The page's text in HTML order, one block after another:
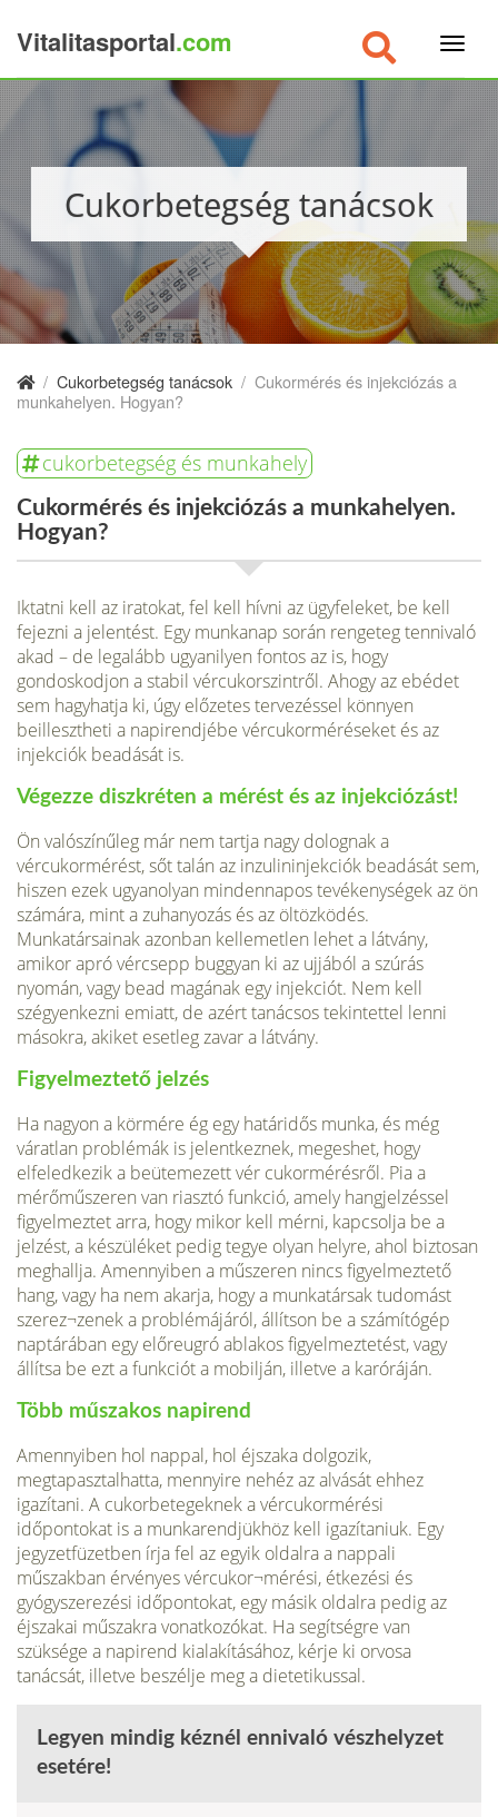
Vitalitasportal.com
Cukorbetegség tanácsok
/ Cukorbetegség tanácsok / Cukormérés és injekciózás a
munkahelyen. Hogyan?
cukorbetegség és munkahely
Cukormérés és injekciózás a munkahelyen.
Hogyan?
Iktatni kell az iratokat, fel kell hívni az ügyfeleket, be kell
fejezni a jelentést. Egy munkanap során rengeteg tennivaló
akad – de legalább ugyanilyen fontos az is, hogy
gondoskodjon a stabil vércukorszintről. Ahogy az ebédet
sem hagyhatja ki, úgy előzetes tervezéssel könnyen
beillesztheti a napirendjébe vércukorméréseket és az
injekciók beadását is.
Végezze diszkréten a mérést és az injekciózást!
Ön valószínűleg már nem tartja nagy dolognak a
vércukormérést, sőt talán az inzulininjekciók beadását sem,
hiszen ezek ugyanolyan mindennapos tevékenységek az ön
számára, mint a zuhanyozás és az öltözködés.
Munkatársainak azonban kellemetlen lehet a látvány,
amikor apró vércsepp buggyan ki az ujjából a szúrás
nyomán, vagy bead magának egy injekciót. Nem kell
szégyenkezni emiatt, de azért tanácsos tekintettel lenni
másokra, akiket esetleg zavar a látvány.
Figyelmeztető jelzés
Ha nagyon a körmére ég egy határidős munka, és még
váratlan problémák is jelentkeznek, megeshet, hogy
elfeledkezik a beütemezett vér cukormérésről. Pia a
mérőműszeren van riasztó funkció, amely hangjelzéssel
figyelmeztet arra, hogy mikor kell mérni, kapcsolja be a
jelzést, a készüléket pedig tegye olyan helyre, ahol biztosan
meghallja. Amennyiben a műszeren nincs figyelmeztető
hang, vagy ha nem akarja, hogy a munkatársak tudomást
szerez¬zenek a problémájáról, állítson be a számítógép
naptárában egy előreugró ablakos figyelmeztetést, vagy
állítsa be ezt a funkciót a mobilján, illetve a karóráján.
Több műszakos napirend
Amennyiben hol nappal, hol éjszaka dolgozik,
megtapasztalhatta, mennyire nehéz az alvását ehhez
igazítani. A cukorbetegeknek a vércukormérési
időpontokat is a munkarendjükhöz kell igazítaniuk. Egy
jegyzetfüzetben írja fel az egyik oldalra a nappali
műszakban érvényes vércukor¬mérési, étkezési és
gyógyszerezési időpontokat, egy másik oldalra pedig az
éjszakai műszakra vonatkozókat. Ha segítségre van
szüksége a napirend kialakításához, kérje ki orvosa
tanácsát, illetve beszélje meg a dietetikussal.
Legyen mindig kéznél ennivaló vészhelyzet
esetére!
×